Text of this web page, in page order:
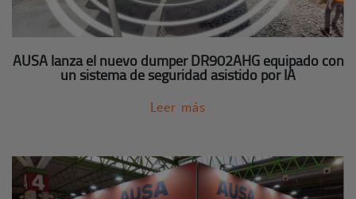
AUSA lanza el nuevo dumper DR902AHG equipado con
un sistema de seguridad asistido por IA
Leer más